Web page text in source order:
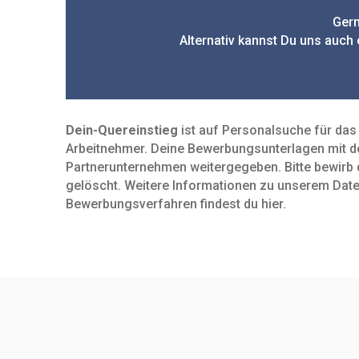
Alternativ kannst Du uns
Dein-Quereinstieg ist auf Personalsuche für
Arbeit­nehmer. Deine Bewerbungs­unter­lagen mit
Partnerunternehmen weitergegeben. Bitte
gelöscht. Weitere Infor­mationen zu unserem
Bewerbungs­verfahren findest du hier.